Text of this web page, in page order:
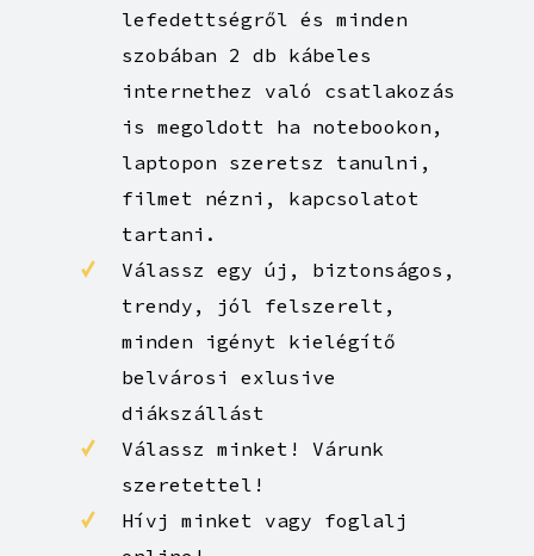
gondoskodtunk, jelenleg 2
bejövő szolgáltatótól
biztosítjuk a gyors
internetet, a lakásban 6
WIFI router gondoskodik a
lefedettségről és minden
szobában 2 db kábeles
internethez való csatlakozás
is megoldott ha notebookon,
laptopon szeretsz tanulni,
filmet nézni, kapcsolatot
tartani.
Válassz egy új, biztonságos,
trendy, jól felszerelt,
minden igényt kielégítő